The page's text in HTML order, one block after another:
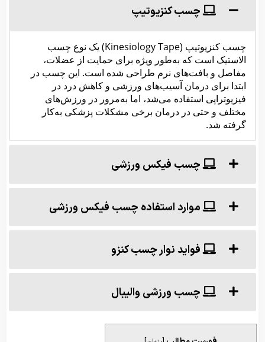
چسب کنزیوتیپ
چسب کنزیوتیپ (Kinesiology Tape) یک نوع چسب
الاستیک است که به‌طور ویژه برای حمایت از عضلات،
مفاصل و بافت‌های نرم طراحی شده است. این چسب در
ابتدا برای درمان آسیب‌های ورزشی و کاهش درد در
فیزیوتراپی استفاده می‌شد، اما به‌مرور در ورزش‌های
مختلف و حتی در درمان برخی مشکلات پزشکی به‌کار
گرفته شد.
چسب فیکس ورزشی
موارد استفاده چسب فیکس ورزشی
فواید نوار چسب کنزو
چسب ورزشی والیبال